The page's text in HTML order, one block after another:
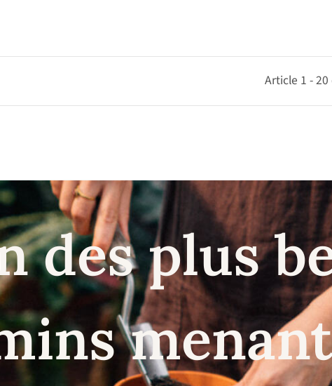
Article 1 - 20
des plus